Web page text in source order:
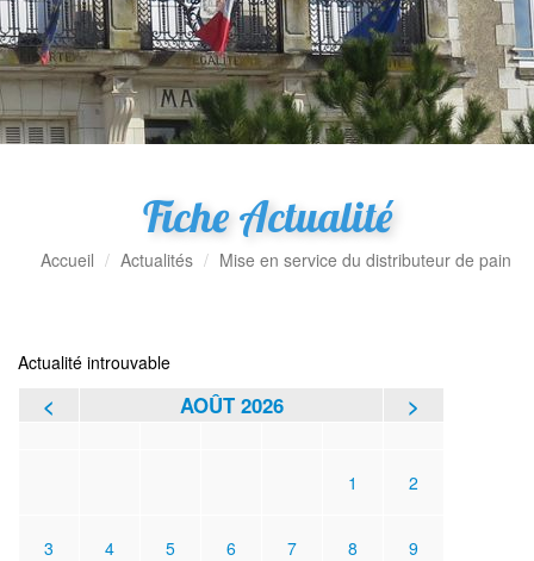
Fiche Actualité
Accueil Actualités Mise en service du distributeur de pain
Actualité introuvable
< AOÛT 2026 >
1
2
3 4 5 6 7 8 9